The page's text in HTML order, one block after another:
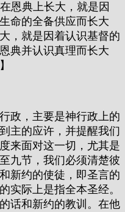
恩典上长大，就是因
命的全备供应而长大
，就是因着认识基督的
典并认识真理而长大
政，主要是神行政上的
主的应许，并提醒我们
来面对这一切，尤其是
九节，我们必须清楚彼
新约的使徒，即圣言的
实际上是指全本圣经。
话和新约的教训。在他